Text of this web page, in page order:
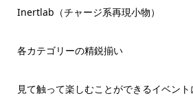
Inertlab（チャージ系再現小物）
各カテゴリーの精鋭揃い
見て触って楽しむことができるイベン